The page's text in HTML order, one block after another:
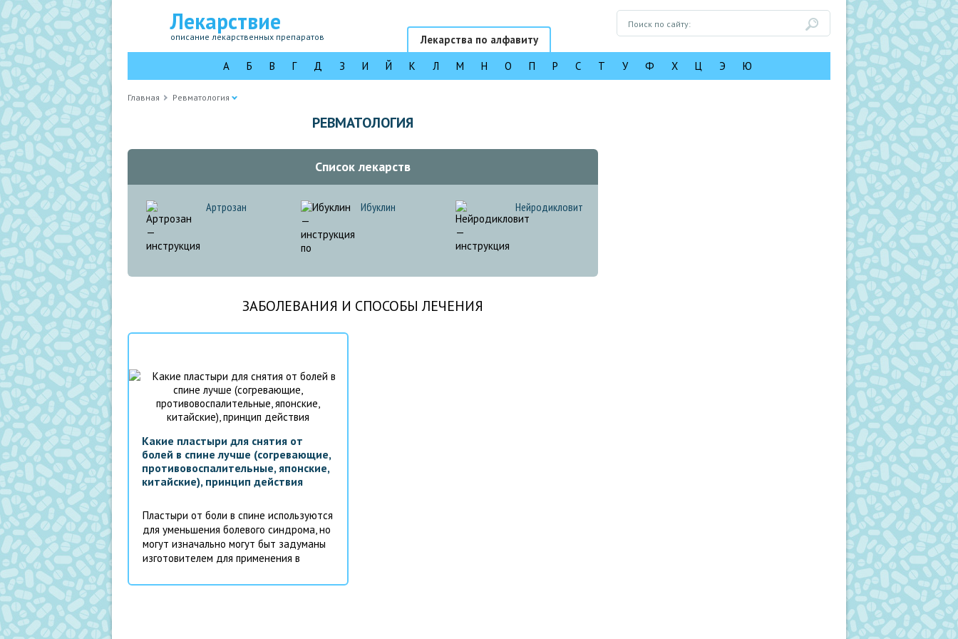
Лекарствие
описание лекарственных препаратов
Лекарства по алфавиту
А
Б В Г Д З И Й К Л М Н О П Р С Т У Ф Х Ц Э Ю
Главная Ревматология
РЕВМАТОЛОГИЯ
Список лекарств
Артрозан Ибуклин Нейродикловит
ЗАБОЛЕВАНИЯ И СПОСОБЫ ЛЕЧЕНИЯ
Какие пластыри для снятия от
болей в спине лучше (согревающие,
противовоспалительные, японские,
китайские), принцип действия
Пластыри от боли в спине используются
для уменьшения болевого синдрома, но
могут изначально могут быт задуманы
изготовителем для применения в